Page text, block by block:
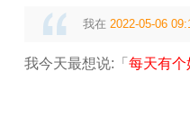
我在 2022-05-06
我今天最想说:「 每天有个